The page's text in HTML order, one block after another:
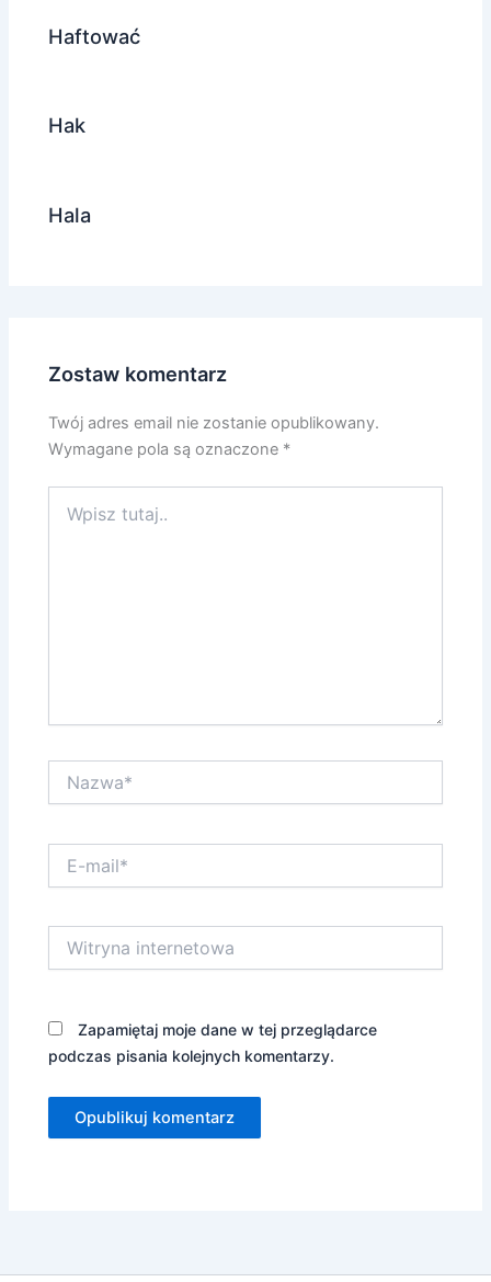
Haftować
Hak
Hala
Zostaw komentarz
Twój adres email nie zostanie opublikowany.
Wymagane pola są oznaczone *
tutaj..
mail*
internetowa
Zapamiętaj moje dane w tej przeglądarce
podczas pisania kolejnych komentarzy.